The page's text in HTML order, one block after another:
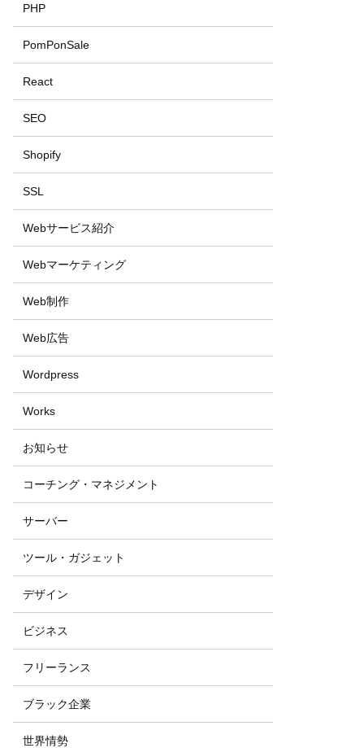
PHP
PomPonSale
React
SEO
Shopify
SSL
Webサービス紹介
Webマーケティング
Web制作
Web広告
Wordpress
Works
お知らせ
コーチング・マネジメント
サーバー
ツール・ガジェット
デザイン
ビジネス
フリーランス
ブラック企業
世界情勢